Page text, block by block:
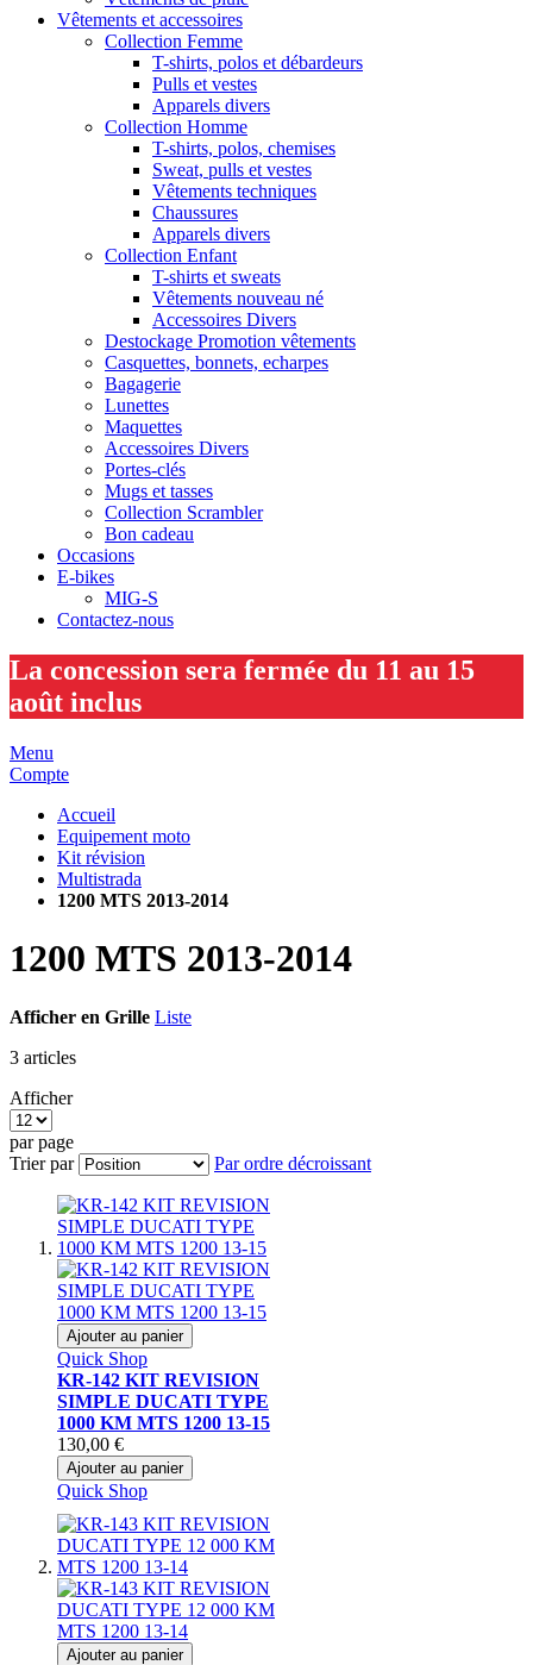
Vêtements et accessoires
Collection Femme
T-shirts, polos et débardeurs
Pulls et vestes
Apparels divers
Collection Homme
T-shirts, polos, chemises
Sweat, pulls et vestes
Vêtements techniques
Chaussures
Apparels divers
Collection Enfant
T-shirts et sweats
Vêtements nouveau né
Accessoires Divers
Destockage Promotion vêtements
Casquettes, bonnets, echarpes
Bagagerie
Lunettes
Maquettes
Accessoires Divers
Portes-clés
Mugs et tasses
Collection Scrambler
Bon cadeau
Occasions
E-bikes
MIG-S
Contactez-nous
La concession sera fermée du 11 au 15
août inclus
Menu
Compte
Accueil
Equipement moto
Kit révision
Multistrada
1200 MTS 2013-2014
1200 MTS 2013-2014
Afficher en Grille Liste
3 articles
Afficher
par page
Trier par
Par ordre décroissant
Ajouter au panier
Quick Shop
KR-142 KIT REVISION
SIMPLE DUCATI TYPE
1000 KM MTS 1200 13-15
130,00 €
Ajouter au panier
Quick Shop
Ajouter au panier